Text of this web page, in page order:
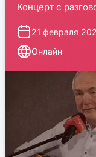
Концерт с
21 февраля
Онлайн